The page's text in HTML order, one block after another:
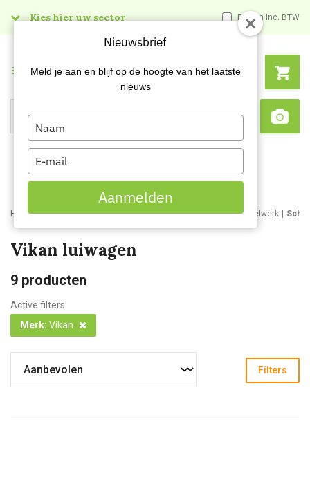
Kies hier uw sector Prijzen inc. BTW
Search
Menu
Home Webshop Schoonmaakartikelen Bezemwerk en borstelwerk
Vikan luiwagen
9 producten
Active filters
Merk: Vikan
Filters
Nieuwsbrief
Meld je aan en blijf op de hoogte van het laatste
nieuws
Type
your
name
Type
your
email
Aanmelden